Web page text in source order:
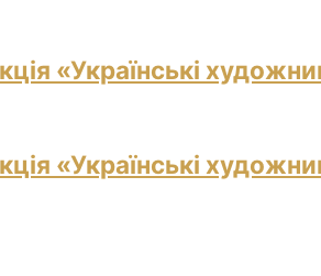
«Українські
«Українські